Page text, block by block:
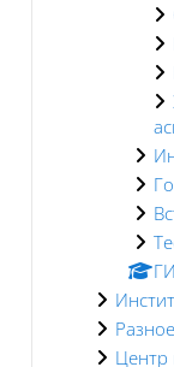
Разное
Центр